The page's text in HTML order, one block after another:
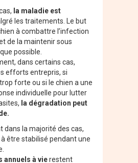
la maladie est
les traitements. Le but
à combattre l’infection
de la maintenir sous
possible.
dans certains cas,
efforts entrepris, si
forte ou si le chien a une
individuelle pour lutter
la dégradation peut
dans la majorité des cas,
à être stabilisé pendant une
annuels à vierestent